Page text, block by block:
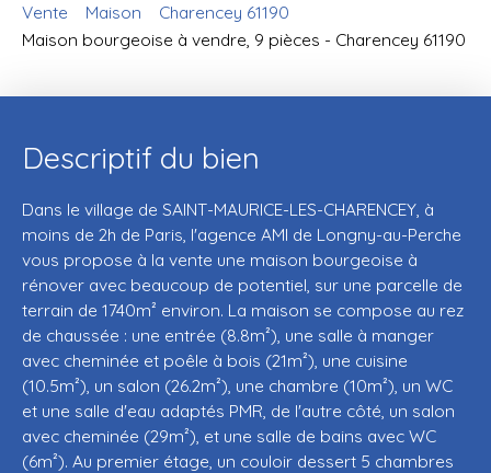
Vente Maison
Charencey 61190
Maison bourgeoise à vendre, 9 pièces - Charencey 61190
Descriptif du bien
Dans le village de SAINT-MAURICE-LES-CHARENCEY, à
moins de 2h de Paris, l'agence AMI de Longny-au-Perche
vous propose à la vente une maison bourgeoise à
rénover avec beaucoup de potentiel, sur une parcelle de
terrain de 1740m² environ. La maison se compose au rez
de chaussée : une entrée (8.8m²), une salle à manger
avec cheminée et poêle à bois (21m²), une cuisine
(10.5m²), un salon (26.2m²), une chambre (10m²), un WC
et une salle d'eau adaptés PMR, de l'autre côté, un salon
avec cheminée (29m²), et une salle de bains avec WC
(6m²). Au premier étage, un couloir dessert 5 chambres